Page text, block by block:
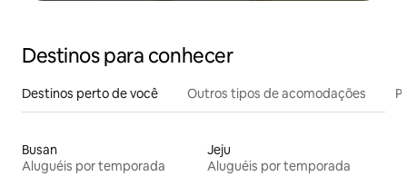
Destinos para conhecer
Destinos perto de você Outros tipos de acomodações
Busan
Aluguéis por temporada
Jeju
Aluguéis por temporada